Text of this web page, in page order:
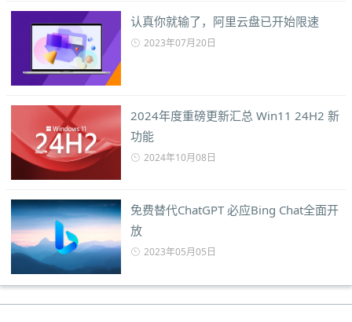
认真你就输了，阿里云盘已开始限速
2023年07月20日
2024年度重磅更新汇总 Win11 24H2 新
功能
2024年10月08日
免费替代ChatGPT 必应Bing Chat全面开
放
2023年05月05日